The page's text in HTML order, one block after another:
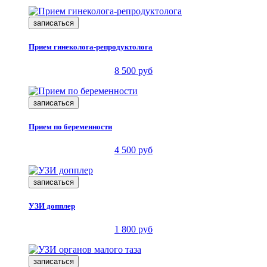
записаться
Прием гинеколога-репродуктолога
8 500 руб
записаться
Прием по беременности
4 500 руб
записаться
УЗИ допплер
1 800 руб
записаться